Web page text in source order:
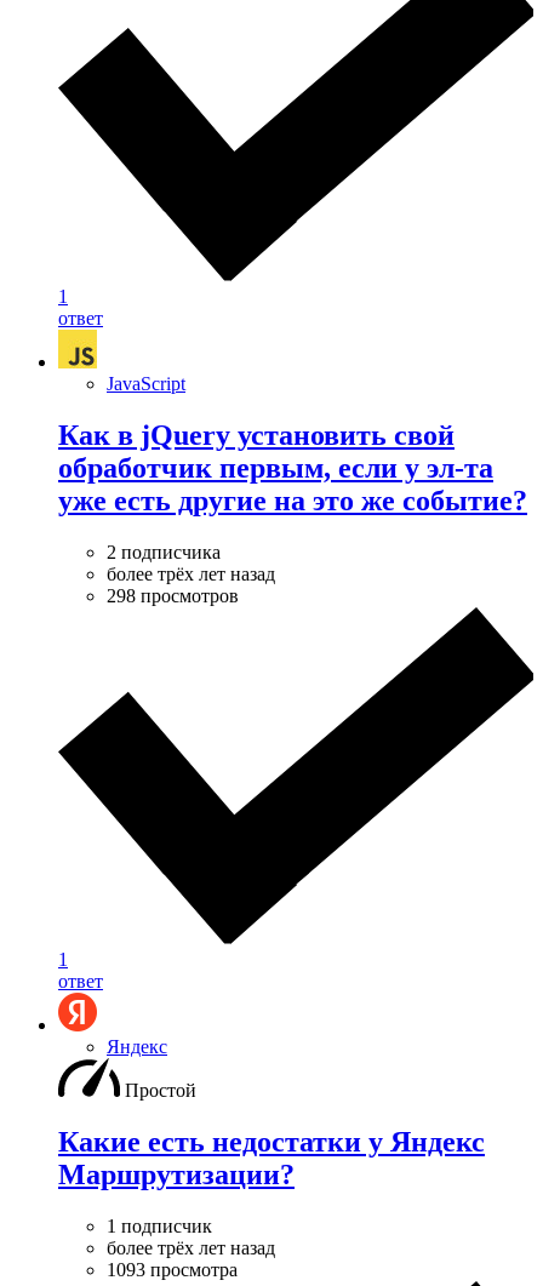
1
ответ
JavaScript
Как в jQuery установить свой
обработчик первым, если у эл-та
уже есть другие на это же событие?
2 подписчика
более трёх лет назад
298 просмотров
1
ответ
Яндекс
Простой
Какие есть недостатки у Яндекс
Маршрутизации?
1 подписчик
более трёх лет назад
1093 просмотра